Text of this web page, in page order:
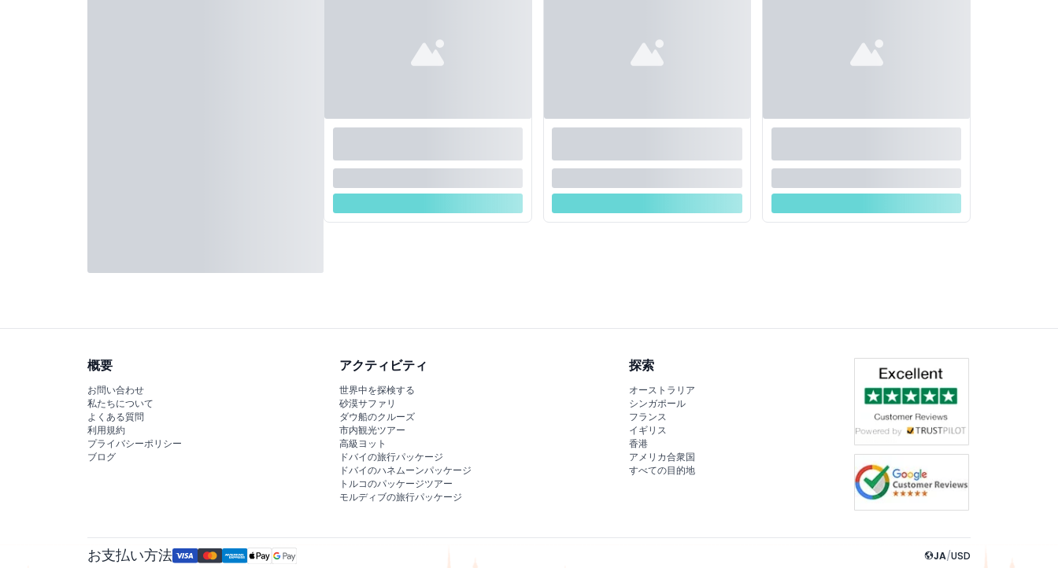
概要
お問い合わせ
私たちについて
よくある質問
利用規約
プライバシーポリシー
ブログ
アクティビティ
世界中を探検する
砂漠サファリ
ダウ船のクルーズ
市内観光ツアー
高級ヨット
ドバイの旅行パッケージ
ドバイのハネムーンパッケージ
トルコのパッケージツアー
モルディブの旅行パッケージ
探索
オーストラリア
シンガポール
フランス
イギリス
香港
アメリカ合衆国
すべての目的地
お支払い方法 JA/USD